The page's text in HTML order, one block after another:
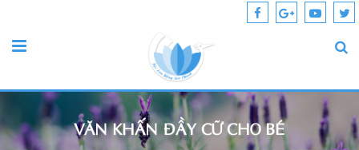
VĂN KHẤN ĐẦY CỮ CHO BÉ